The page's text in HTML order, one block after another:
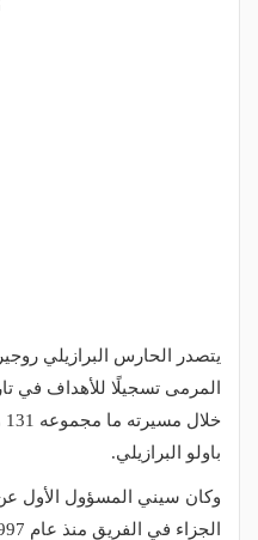
يتصدر الحارس البرازيلي
المرمى تسجيلًا للأهداف في
باولو البرازيلي.
وكان سيني المسؤول الأول عن